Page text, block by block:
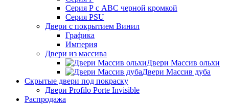
Серия Р с АВС черной кромкой
Серия PSU
Двери с покрытием Винил
Графика
Империя
Двери из массива
Двери Массив ольхи
Двери Массив дуба
Скрытые двери под покраску
Двери Profilo Porte Invisible
Распродажа